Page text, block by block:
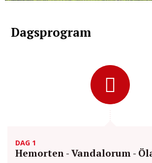
Dagsprogram
DAG 1
Hemorten - Vandalorum -